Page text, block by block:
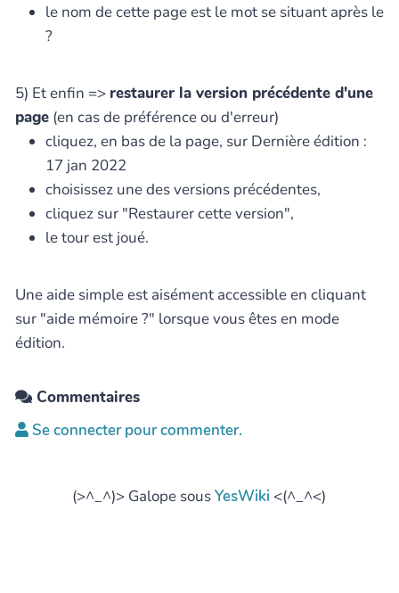
le nom de cette page est le mot se situant après le
?
5) Et enfin => restaurer la version précédente d'une
page (en cas de préférence ou d'erreur)
cliquez, en bas de la page, sur Dernière édition :
17 jan 2022
choisissez une des versions précédentes,
cliquez sur "Restaurer cette version",
le tour est joué.
Une aide simple est aisément accessible en cliquant
sur "aide mémoire ?" lorsque vous êtes en mode
édition.
Commentaires
Se connecter pour commenter.
(>^_^)> Galope sousYesWiki <(^_^<)